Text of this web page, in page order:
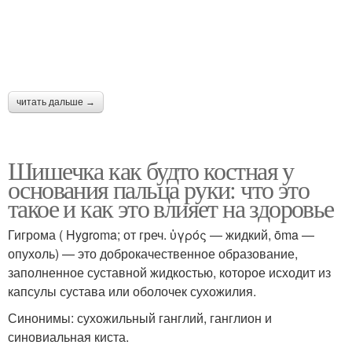
читать дальше →
Шишечка как будто костная у
основания пальца руки: что это
такое и как это влияет на здоровье
Гигрома ( Hygroma; от греч. ὑγρός — жидкий, ōma —
опухоль) — это доброкачественное образование,
заполненное суставной жидкостью, которое исходит из
капсулы сустава или оболочек сухожилия.
Синонимы: сухожильный ганглий, ганглион и
синовиальная киста.